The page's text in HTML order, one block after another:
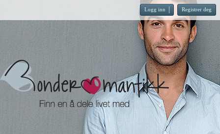
Logg inn Registrer deg